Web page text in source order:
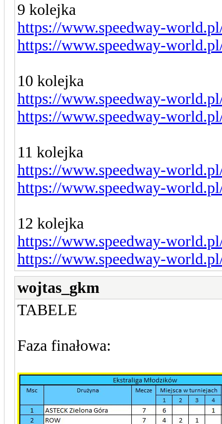
9 kolejka
https://www.speedway-
https://www.speedway-
10 kolejka
https://www.speedway-
https://www.speedway-
11 kolejka
https://www.speedway-
https://www.speedway-
12 kolejka
https://www.speedway-
https://www.speedway-
wojtas_gkm
TABELE
Faza finałowa: